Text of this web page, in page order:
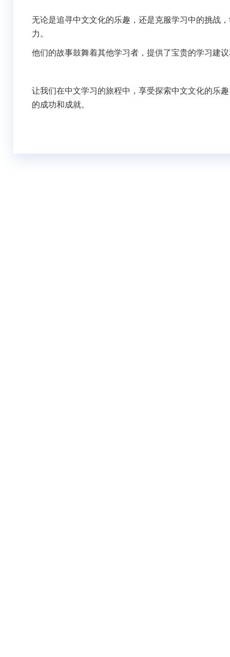
无论是追寻中文文化的乐趣，还是克服学习中的挑战
力。
他们的故事鼓舞着其他学习者，提供了宝贵的学习建
让我们在中文学习的旅程中，享受探索中文文化的乐
的成功和成就。